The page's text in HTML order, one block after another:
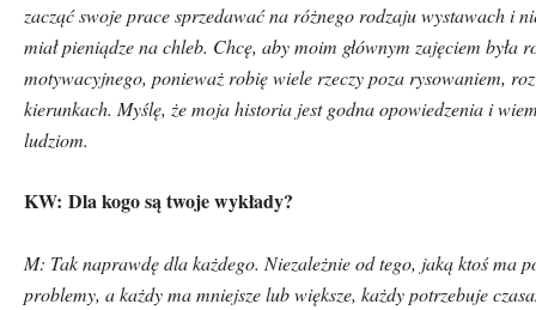
zacząć swoje prace sprzedawać na różnego rodzaju wystawach i
miał pieniądze na chleb. Chcę, aby moim głównym zajęciem była
motywacyjnego, ponieważ robię wiele rzeczy poza rysowaniem,
kierunkach. Myślę, że moja historia jest godna opowiedzenia i
ludziom.
KW: Dla kogo są twoje wykłady?
M: Tak naprawdę dla każdego. Niezależnie od tego, jaką ktoś ma
problemy, a każdy ma mniejsze lub większe, każdy potrzebuje